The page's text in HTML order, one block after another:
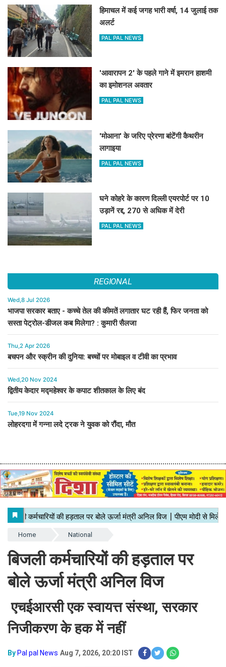
हिमाचल में कई जगह भारी वर्षा, 14 जुलाई तक
अलर्ट
PAL PAL NEWS
'आवारापन 2' के पहले गाने में इमरान हाशमी
का इमोशनल अवतार
PAL PAL NEWS
'मोआना' के जरिए प्रेरणा बांटेंगी कैथरीन
लागाइया
PAL PAL NEWS
घने कोहरे के कारण दिल्ली एयरपोर्ट पर 10
उड़ानें रद्द, 270 से अधिक में देरी
PAL PAL NEWS
REGIONAL
Wed,8 Jul 2026
भाजपा सरकार बताए - कच्चे तेल की कीमतें लगातार घट रही हैं, फिर जनता को
सस्ता पेट्रोल-डीजल कब मिलेगा? : कुमारी सैलजा
Thu,2 Apr 2026
बचपन और स्क्रीन की दुनिया: बच्चों पर मोबाइल व टीवी का प्रभाव
Wed,20 Nov 2024
द्वितीय केदार मद्महेश्वर के कपाट शीतकाल के लिए बंद
Tue,19 Nov 2024
लोहरदगा में गन्ना लदे ट्रक ने युवक को रौंदा, मौत
Home National
बिजली कर्मचारियों की हड़ताल पर
बोले ऊर्जा मंत्री अनिल विज
एचईआरसी एक स्वायत्त संस्था, सरकार
निजीकरण के हक में नहीं
By Pal pal News Aug 7, 2026, 20:20 IST